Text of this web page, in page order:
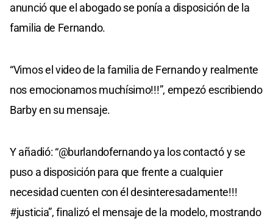
anunció que el abogado se ponía a disposición de la
familia de Fernando.
“Vimos el video de la familia de Fernando y realmente
nos emocionamos muchísimo!!!”, empezó escribiendo
Barby en su mensaje.
Y añadió: “@burlandofernando ya los contactó y se
puso a disposición para que frente a cualquier
necesidad cuenten con él desinteresadamente!!!
#justicia”, finalizó el mensaje de la modelo, mostrando